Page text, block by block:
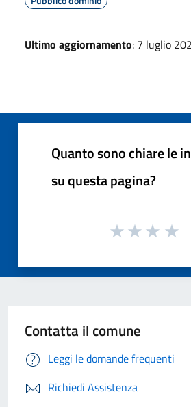
Ultimo aggiornamento: 7 luglio
Quanto sono chiare le
su questa pagina?
Contatta il comune
Leggi le domande frequenti
Richiedi Assistenza